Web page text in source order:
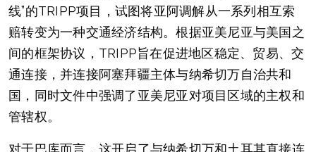
线”的TRIPP项目，试图将亚阿调解从一系列相互索
赔转变为一种交通经济结构。根据亚美尼亚与美国之
间的框架协议，TRIPP旨在促进地区稳定、贸易、交
通连接，并连接阿塞拜疆主体与纳希切万自治共和
国，同时文件中强调了亚美尼亚对项目区域的主权和
管辖权。
对于巴库而言，这开启了与纳希切万和土耳其直接连